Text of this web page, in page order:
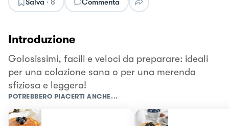
Salva · 8 Commenta
Introduzione
Golosissimi, facili e veloci da preparare: ideali
per una colazione sana o per una merenda
sfiziosa e leggera!
POTREBBERO PIACERTI ANCHE...